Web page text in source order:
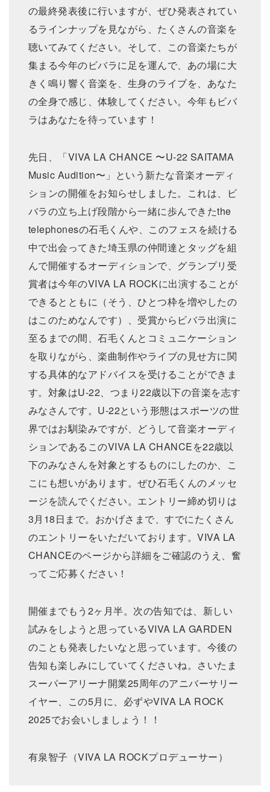
の最終発表後に⾏いますが、ぜひ発表されてい
るラインナップを⾒ながら、たくさんの⾳楽を
聴いてみてください。そして、この⾳楽たちが
集まる今年のビバラに⾜を運んで、あの場に⼤
きく鳴り響く⾳楽を、⽣⾝のライブを、あなた
の全⾝で感じ、体験してください。今年もビバ
ラはあなたを待っています！
先⽇、「VIVA LA CHANCE 〜U-22 SAITAMA
Music Audition〜」という新たな⾳楽オーディ
ションの開催をお知らせしました。これは、ビ
バラの⽴ち上げ段階から⼀緒に歩んできたthe
telephonesの⽯⽑くんや、このフェスを続ける
中で出会ってきた埼⽟県の仲間達とタッグを組
んで開催するオーディションで、グランプリ受
賞者は今年のVIVA LA ROCKに出演することが
できるとともに（そう、ひとつ枠を増やしたの
はこのためなんです）、受賞からビバラ出演に
⾄るまでの間、⽯⽑くんとコミュニケーション
を取りながら、楽曲制作やライブの⾒せ⽅に関
する具体的なアドバイスを受けることができま
す。対象はU-22、つまり22歳以下の⾳楽を志す
みなさんです。U-22という形態はスポーツの世
界ではお馴染みですが、どうして⾳楽オーディ
ションであるこのVIVA LA CHANCEを22歳以
下のみなさんを対象とするものにしたのか、こ
こにも想いがあります。ぜひ⽯⽑くんのメッセ
ージを読んでください。エントリー締め切りは
3⽉18⽇まで。おかげさまで、すでにたくさん
のエントリーをいただいております。VIVA LA
CHANCEのページから詳細をご確認のうえ、奮
ってご応募ください！
開催までもう2ヶ⽉半。次の告知では、新しい
試みをしようと思っているVIVA LA GARDEN
のことも発表したいなと思っています。今後の
告知も楽しみにしていてくださいね。さいたま
スーパーアリーナ開業25周年のアニバーサリー
イヤー、この5⽉に、必ずやVIVA LA ROCK
2025でお会いしましょう！！
有泉智子（VIVA LA ROCKプロデューサー）